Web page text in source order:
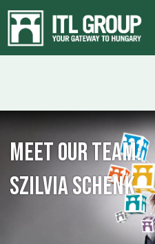
Meet our team:
Szilvia Schenk